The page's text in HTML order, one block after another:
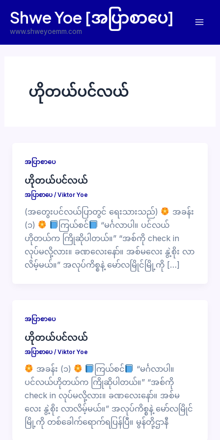
content
Shwe Yoe [အပြာစာပေ]
www.shweyoemm.com
ဟိုတယ်ပင်လယ်
အပြာစာပေ
ဟိုတယ်ပင်လယ်
အပြာစာပေ/ Viktor Yoe
(အတွေးပင်လယ်ပြာတွင် ရေးသားသည်)
အခန်း
(၁)
ကြယ်စင်
“မင်္ဂလာပါ။ ပင်လယ်
ဟိုတယ်က ကြိုဆိုပါတယ်။” “အစ်ကို check in
လုပ်မလို့လား။ ခဏလေးနော်။ အစ်မလေး နွဲ့စိုး လာ
လိမ့်မယ်။” အလုပ်ကိစ္စနဲ့ မော်လမြိုင်မြို့ကို […]
အပြာစာပေ
ဟိုတယ်ပင်လယ်
အပြာစာပေ/ Viktor Yoe
အခန်း (၁) ကြယ်စင်
“မင်္ဂလာပါ။
ပင်လယ်ဟိုတယ်က ကြိုဆိုပါတယ်။” “အစ်ကို
check in လုပ်မလို့လား။ ခဏလေးနော်။ အစ်မ
လေး နွဲ့စိုး လာလိမ့်မယ်။” အလုပ်ကိစ္စနဲ့ မော်လမြိုင်
မြို့ကို တစ်ခေါက်ရောက်ရပြန်ပြီ။ မွန်တို့ဌာနီ